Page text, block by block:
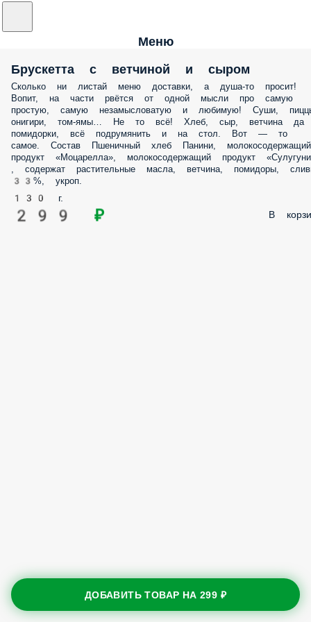
Меню
Брускетта с ветчиной и сыром
Сколько ни листай меню доставки, а душа-то просит!
Вопит, на части рвётся от одной мысли про самую
простую, самую незамысловатую и любимую! Суши,
онигири, том-ямы… Не то всё! Хлеб, сыр, ветчина да
помидорки, всё подрумянить и на стол. Вот — то
самое. Состав Пшеничный хлеб Панини, молокосодержащий
продукт «Моцарелла», молокосодержащий продукт
, содержат растительные масла, ветчина, помидоры,
33%, укроп.
130 г.
299 ₽ В
ДОБАВИТЬ ТОВАР НА299 ₽